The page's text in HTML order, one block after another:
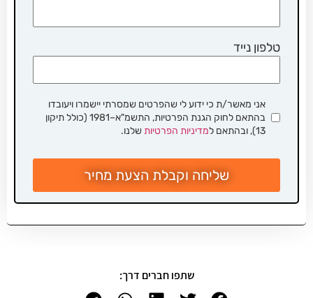
טלפון נייד
אני מאשר/ת כי ידוע לי שהפרטים שמסרתי יישמרו ויעובדו
בהתאם לחוק הגנת הפרטיות, התשמ"א–1981 (כולל תיקון
13), ובהתאם ל
מדיניות הפרטיות שלנו.
שליחה וקבלת הצעת מחיר
שתפו חברים דרך: